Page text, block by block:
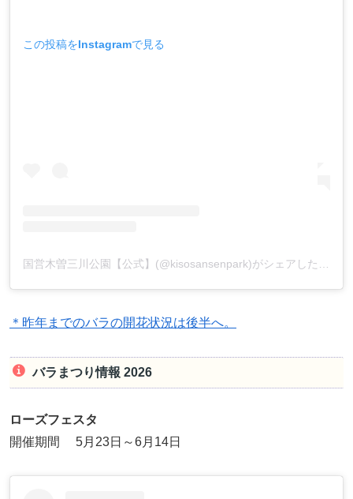
この投稿をInstagramで見る
国営木曽三川公園【公式】(@kisosansenpark)がシェアした投稿
＊昨年までのバラの開花状況は後半へ。
バラまつり情報 2026
ローズフェスタ
開催期間 5月23日～6月14日